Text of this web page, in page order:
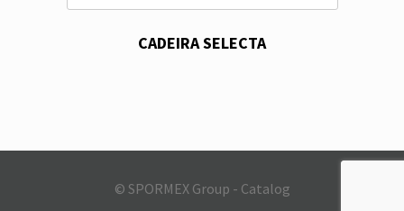
CADEIRA SELECTA
© SPORMEX Group - Catalog